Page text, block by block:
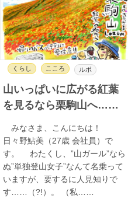
くらし こころ ルポ
山いっぱいに広がる紅葉
を見るなら栗駒山へ……
みなさま、こんにちは！
日々野鮎美（27歳 会社員）で
す。 わたくし、”山ガール”なら
ぬ”単独登山女子”なんて名乗って
いますが、要するに人見知りで
す……（?!）。 （私……